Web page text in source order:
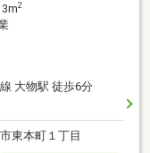
2
大物駅 徒歩6分
東本町１丁目